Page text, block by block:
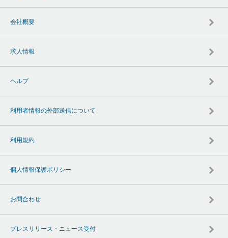
会社概要
求人情報
ヘルプ
利用者情報の外部送信について
利用規約
個人情報保護ポリシー
お問合わせ
プレスリリース・ニュース受付